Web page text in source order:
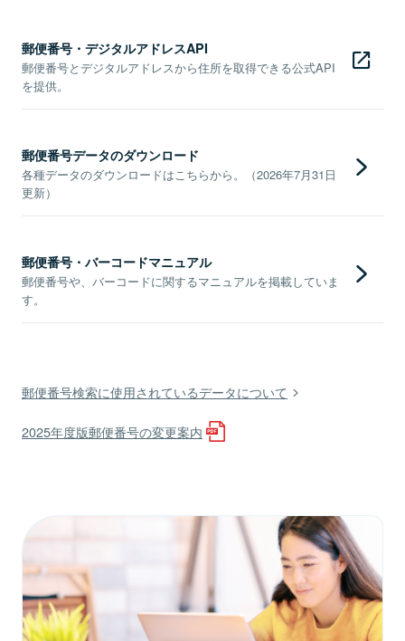
郵便番号・デジタルアドレスAPI
郵便番号とデジタルアドレスから住所を取得できる公式API
を提供。
郵便番号データのダウンロード
各種データのダウンロードはこちらから。（2026年7月31日
更新）
郵便番号・バーコードマニュアル
郵便番号や、バーコードに関するマニュアルを掲載していま
す。
郵便番号検索に使用されているデータについて
2025年度版郵便番号の変更案内